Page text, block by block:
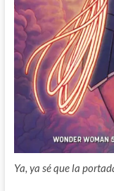
Ya, ya sé que la